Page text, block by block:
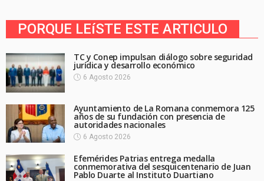
PORQUE LEíSTE ESTE ARTICULO
TC y Conep impulsan diálogo sobre seguridad
jurídica y desarrollo económico
6 Agosto 2026
Ayuntamiento de La Romana conmemora 125
años de su fundación con presencia de
autoridades nacionales
6 Agosto 2026
Efemérides Patrias entrega medalla
conmemorativa del sesquicentenario de Juan
Pablo Duarte al Instituto Duartiano